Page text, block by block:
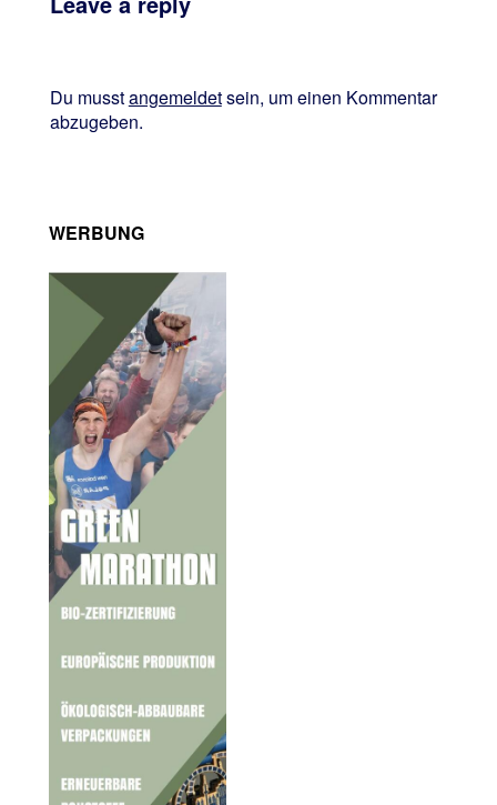
Du musstangemeldetsein, um einen Kommentar
abzugeben.
WERBUNG